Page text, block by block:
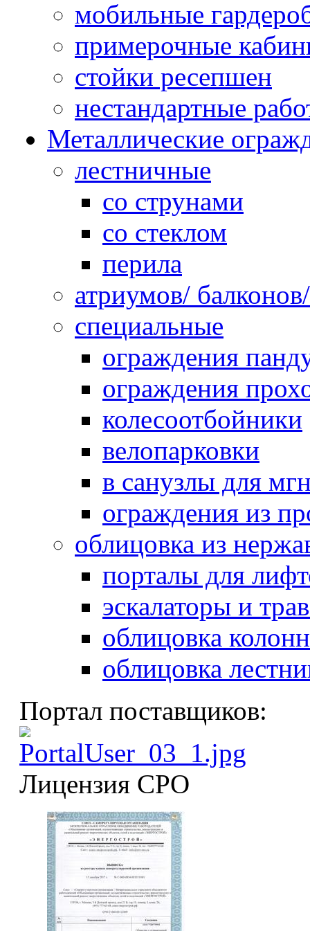
мобильные
примерочные
стойки ресепшен
нестандартные
Металлические
лестничные
со струнами
со стеклом
перила
атриумов/
специальные
ограждения
ограждения
колесоотбойники
велопарковки
в санузлы для
ограждения из
облицовка из
порталы для
эскалаторы и
облицовка колонн
облицовка
Портал поставщиков:
Лицензия СРО